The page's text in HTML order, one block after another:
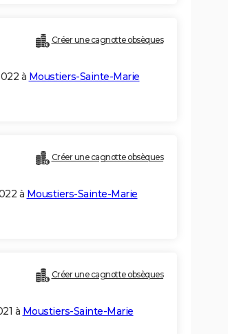
Créer une cagnotte obsèques
à Moustiers-Sainte-Marie
Créer une cagnotte obsèques
à Moustiers-Sainte-Marie
Créer une cagnotte obsèques
à Moustiers-Sainte-Marie